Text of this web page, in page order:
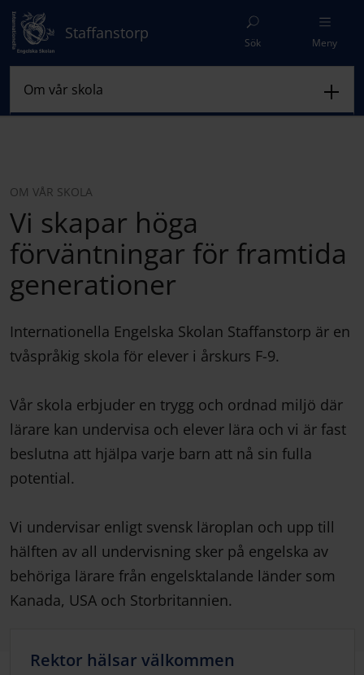
Staffanstorp
Sök Meny
OM VÅR SKOLA
Vi skapar höga
förväntningar för framtida
generationer
Internationella Engelska Skolan Staffanstorp är en
tvåspråkig skola för elever i årskurs F-9.
Vår skola erbjuder en trygg och ordnad miljö där
lärare kan undervisa och elever lära och vi är fast
beslutna att hjälpa varje barn att nå sin fulla
potential.
Vi undervisar enligt svensk läroplan och upp till
hälften av all undervisning sker på engelska av
behöriga lärare från engelsktalande länder som
Kanada, USA och Storbritannien.
Rektor hälsar välkommen